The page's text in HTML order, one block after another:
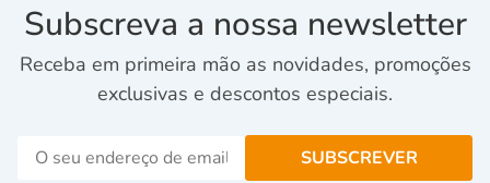
Subscreva a nossa newsletter
Receba em primeira mão as novidades, promoções
exclusivas e descontos especiais.